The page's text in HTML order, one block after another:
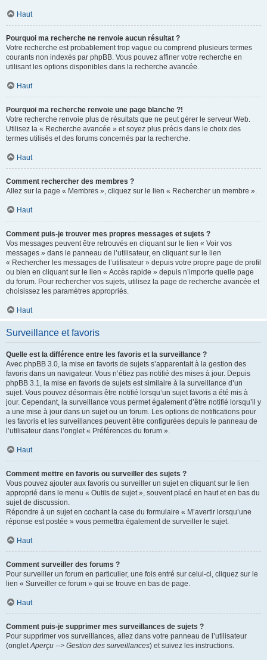
Haut
Pourquoi ma recherche ne renvoie aucun résultat ?
Votre recherche est probablement trop vague ou comprend plusieurs termes
courants non indexés par phpBB. Vous pouvez affiner votre recherche en
utilisant les options disponibles dans la recherche avancée.
Haut
Pourquoi ma recherche renvoie une page blanche ?!
Votre recherche renvoie plus de résultats que ne peut gérer le serveur Web.
Utilisez la « Recherche avancée » et soyez plus précis dans le choix des
termes utilisés et des forums concernés par la recherche.
Haut
Comment rechercher des membres ?
Allez sur la page « Membres », cliquez sur le lien « Rechercher un membre ».
Haut
Comment puis-je trouver mes propres messages et sujets ?
Vos messages peuvent être retrouvés en cliquant sur le lien « Voir vos
messages » dans le panneau de l’utilisateur, en cliquant sur le lien
« Rechercher les messages de l’utilisateur » depuis votre propre page de profil
ou bien en cliquant sur le lien « Accès rapide » depuis n’importe quelle page
du forum. Pour rechercher vos sujets, utilisez la page de recherche avancée et
choisissez les paramètres appropriés.
Haut
Surveillance et favoris
Quelle est la différence entre les favoris et la surveillance ?
Avec phpBB 3.0, la mise en favoris de sujets s’apparentait à la gestion des
favoris dans un navigateur. Vous n’étiez pas notifié des mises à jour. Depuis
phpBB 3.1, la mise en favoris de sujets est similaire à la surveillance d’un
sujet. Vous pouvez désormais être notifié lorsqu’un sujet favoris a été mis à
jour. Cependant, la surveillance vous permet également d’être notifié lorsqu’il y
a une mise à jour dans un sujet ou un forum. Les options de notifications pour
les favoris et les surveillances peuvent être configurées depuis le panneau de
l’utilisateur dans l’onglet « Préférences du forum ».
Haut
Comment mettre en favoris ou surveiller des sujets ?
Vous pouvez ajouter aux favoris ou surveiller un sujet en cliquant sur le lien
approprié dans le menu « Outils de sujet », souvent placé en haut et en bas du
sujet de discussion.
Répondre à un sujet en cochant la case du formulaire « M’avertir lorsqu’une
réponse est postée » vous permettra également de surveiller le sujet.
Haut
Comment surveiller des forums ?
Pour surveiller un forum en particulier, une fois entré sur celui-ci, cliquez sur le
lien « Surveiller ce forum » qui se trouve en bas de page.
Haut
Comment puis-je supprimer mes surveillances de sujets ?
Pour supprimer vos surveillances, allez dans votre panneau de l’utilisateur
(ongletAperçu --> Gestion des surveillances) et suivez les instructions.